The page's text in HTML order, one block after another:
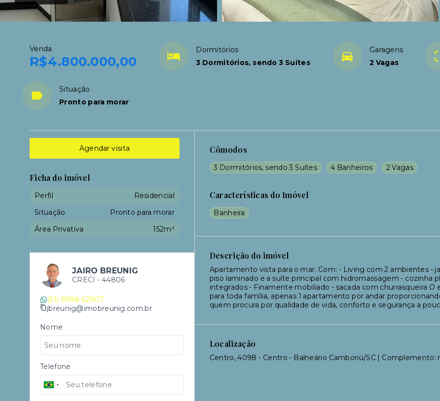
Venda
R$4.800.000,00
Dormitórios
3 Dormitórios, sendo 3 Suítes
Garagens
2 Vagas
Situação
Pronto para morar
Cômodos
3 Dormitórios, sendo 3 Suítes 4 Banheiros 2 Vagas
Características do Imóvel
Banheira
Descrição do imóvel
Apartamento vista para o mar. Com: - Living com 2 ambientes -
piso laminado e a suíte principal com hidromassagem - cozinha
integrados - Finamente mobiliado - sacada com churrasqueira
para toda família, apenas 1 apartamento por andar
quem procura por qualidade de vida, conforto e segurança a
Localização
Centro, 4098 - Centro - Balneário Camboriú/SC | Complemento:
Agendar visita
Ficha do imóvel
Perfil
Residencial
Situação
Pronto para morar
Área Privativa
152m²
JAIRO BREUNIG
CRECI - 44806
(51) 9998-52907
jbreunig@imobreunig.com.br
Nome
Telefone